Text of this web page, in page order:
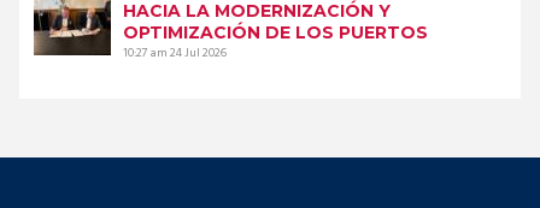
HACIA LA MODERNIZACIÓN Y
OPTIMIZACIÓN DE LOS PUERTOS
10:27 am24 Jul 2026